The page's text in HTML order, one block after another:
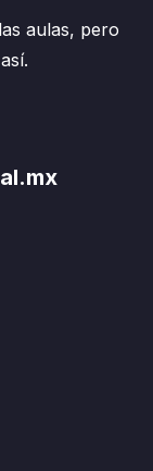
aulas, pero